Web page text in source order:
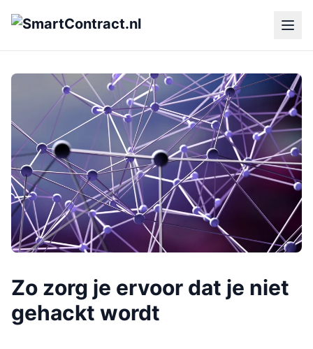
Zo zorg je ervoor dat je niet
gehackt wordt